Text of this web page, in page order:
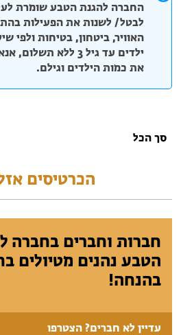
החברה להגנת הטבע שומרת
לבטל/ לשנות את הפעילות
האוויר, ביטחון, בטיחות ולפי
ילדים עד גיל 3 ללא
את כמות הילדים וגילם.
סך הכל
הכרטיסים
חברות וחברים בחברה
הטבע נהנים מטיולים
בהנחה!
עדיין לא חברים? הצטרפו